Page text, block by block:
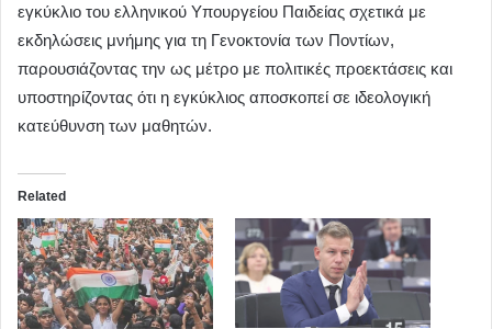
εγκύκλιο του ελληνικού Υπουργείου Παιδείας σχετικά με
εκδηλώσεις μνήμης για τη Γενοκτονία των Ποντίων,
παρουσιάζοντας την ως μέτρο με πολιτικές προεκτάσεις και
υποστηρίζοντας ότι η εγκύκλιος αποσκοπεί σε ιδεολογική
κατεύθυνση των μαθητών.
Related